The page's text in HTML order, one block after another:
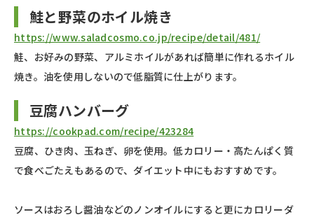
鮭と野菜のホイル焼き
https://www.saladcosmo.co.jp/recipe/detail/481/
鮭、お好みの野菜、アルミホイルがあれば簡単に作れるホイル
焼き。油を使用しないので低脂質に仕上がります。
豆腐ハンバーグ
https://cookpad.com/recipe/423284
豆腐、ひき肉、玉ねぎ、卵を使用。低カロリー・高たんぱく質
で食べごたえもあるので、ダイエット中にもおすすめです。
ソースはおろし醤油などのノンオイルにすると更にカロリーダ